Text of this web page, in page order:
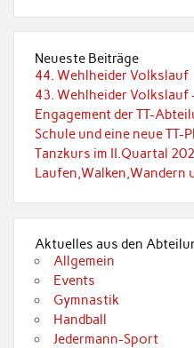
Neueste Beiträge
44. Wehlheider Volkslauf
43. Wehlheider Volkslauf
Engagement der TT-
Schule und eine neue TT-
Tanzkurs im II.Quartal
Laufen,Walken,Wandern
Aktuelles aus den
Allgemein
Events
Gymnastik
Handball
Jedermann-Sport